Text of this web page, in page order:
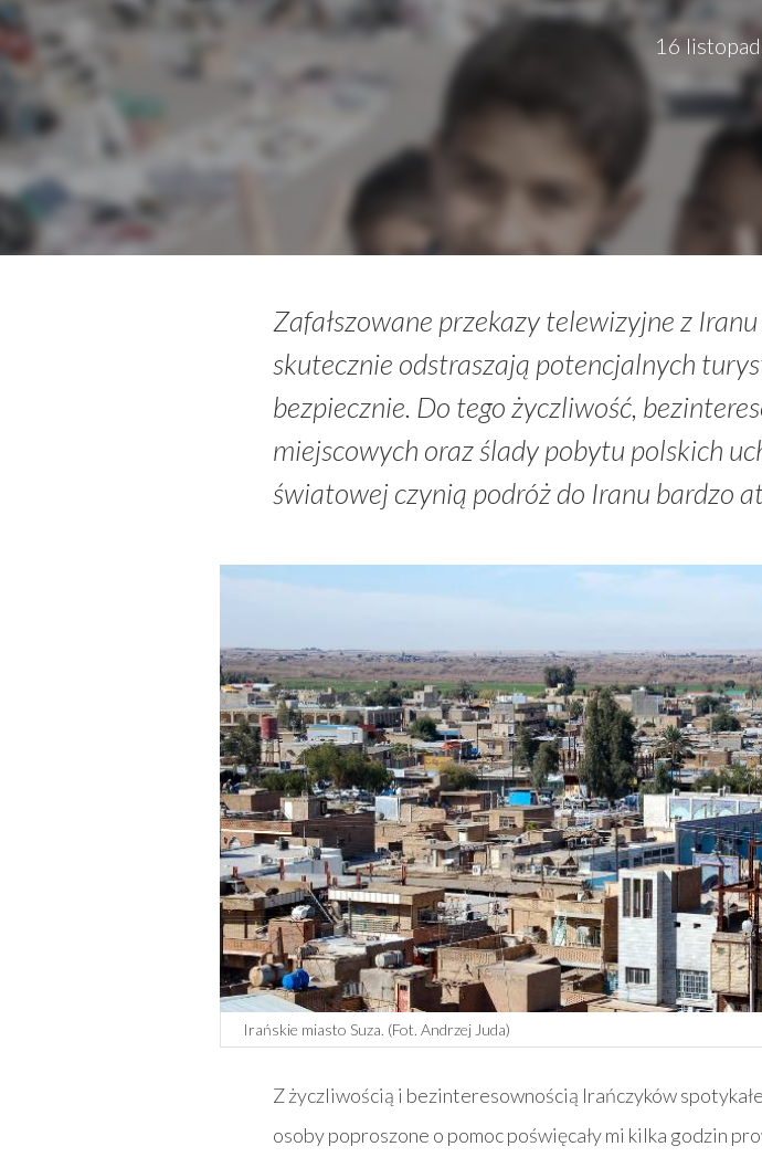
16
Zafałszowane przekazy telewizyjne z
skutecznie odstraszają potencjalnych
bezpiecznie. Do tego życzliwość,
miejscowych oraz ślady pobytu polskich
światowej czynią podróż do Iranu bardzo
Irańskie miasto Suza. (Fot. Andrzej Juda)
Z życzliwością i bezinteresownością Irańczyków
osoby poproszone o pomoc poświęcały mi kilka godzin